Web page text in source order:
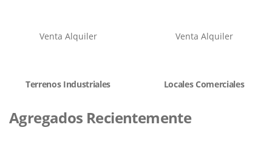
Venta Alquiler
Terrenos Industriales
Venta Alquiler
Locales Comerciales
Agregados Recientemente